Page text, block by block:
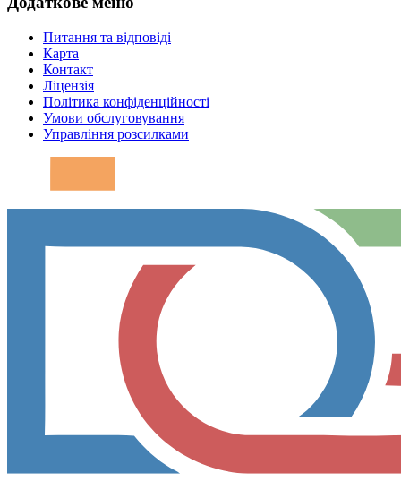
Питання та відповіді
Карта
Контакт
Ліцензія
Політика конфіденційності
Умови обслуговування
Управління розсилками